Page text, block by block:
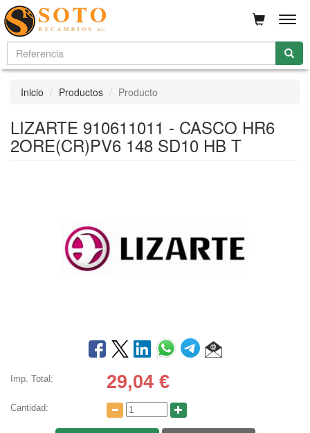
Inicio Productos Producto
LIZARTE 910611011 - CASCO HR6
2ORE(CR)PV6 148 SD10 HB T
Imp. Total: 29,04 €
Cantidad: